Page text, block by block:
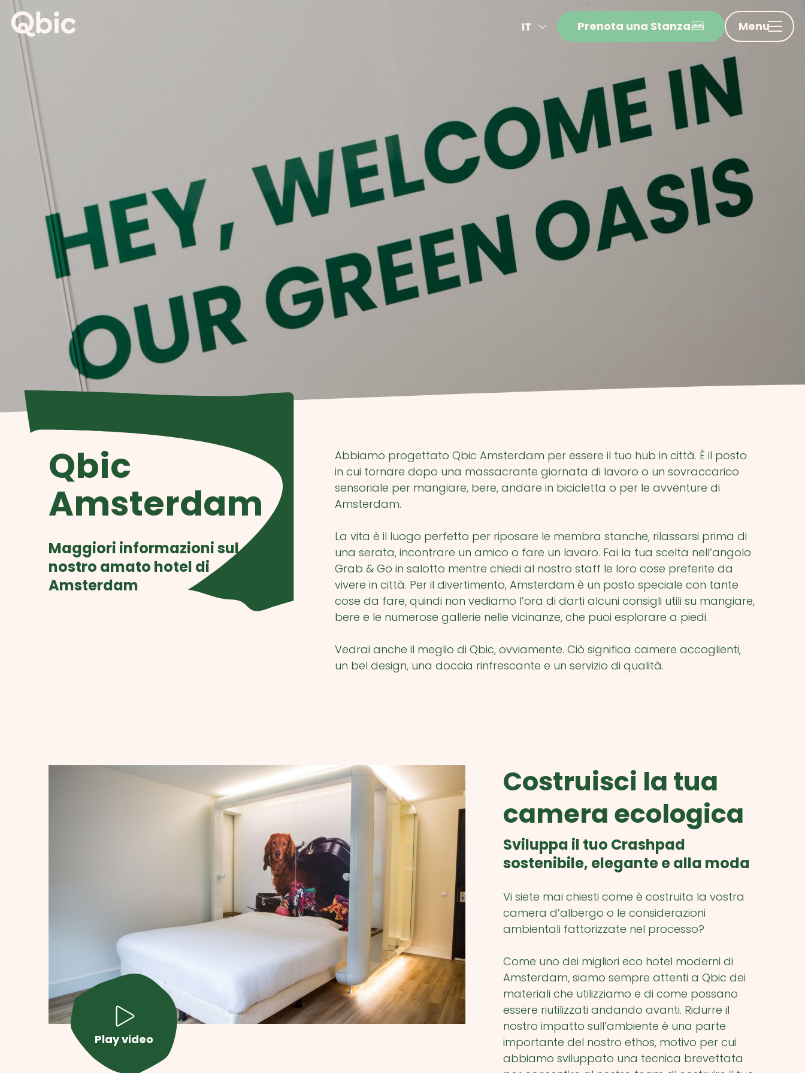
IT
DE
ES
Prenota una Stanza Menu
Qbic
Amsterdam
Maggiori informazioni sul
nostro amato hotel di
Amsterdam
Abbiamo progettato Qbic Amsterdam per essere il tuo hub in città. È il posto
in cui tornare dopo una massacrante giornata di lavoro o un sovraccarico
sensoriale per mangiare, bere, andare in bicicletta o per le avventure di
Amsterdam.
La vita è il luogo perfetto per riposare le membra stanche, rilassarsi prima di
una serata, incontrare un amico o fare un lavoro. Fai la tua scelta nell’angolo
Grab & Go in salotto mentre chiedi al nostro staff le loro cose preferite da
vivere in città. Per il divertimento, Amsterdam è un posto speciale con tante
cose da fare, quindi non vediamo l’ora di darti alcuni consigli utili su mangiare,
bere e le numerose gallerie nelle vicinanze, che puoi esplorare a piedi.
Vedrai anche il meglio di Qbic, ovviamente. Ciò significa camere accoglienti,
un bel design, una doccia rinfrescante e un servizio di qualità.
Play video
Costruisci la tua
camera ecologica
Sviluppa il tuo Crashpad
sostenibile, elegante e alla moda
Vi siete mai chiesti come è costruita la vostra
camera d’albergo o le considerazioni
ambientali fattorizzate nel processo?
Come uno dei migliori eco hotel moderni di
Amsterdam, siamo sempre attenti a Qbic dei
materiali che utilizziamo e di come possano
essere riutilizzati andando avanti. Ridurre il
nostro impatto sull’ambiente è una parte
importante del nostro ethos, motivo per cui
abbiamo sviluppato una tecnica brevettata